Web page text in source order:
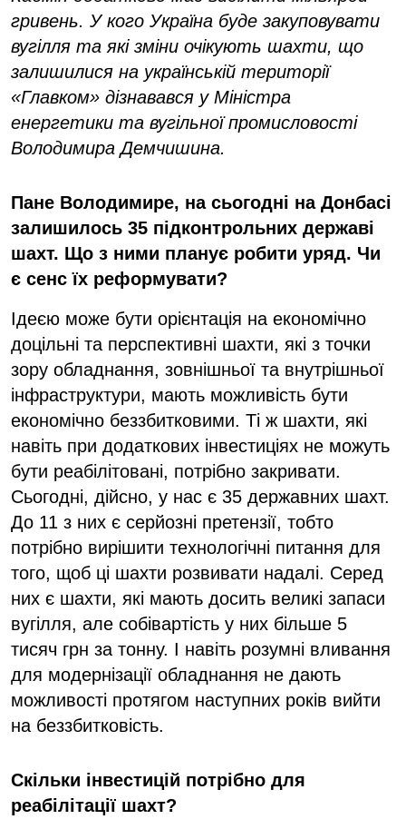
гривень. У кого Україна буде закуповувати
вугілля та які зміни очікують шахти, що
залишилися на українській території
«Главком» дізнавався у Міністра
енергетики та вугільної промисловості
Володимира Демчишина.
Пане Володимире, на сьогодні на Донбасі
залишилось 35 підконтрольних державі
шахт. Що з ними планує робити уряд. Чи
є сенс їх реформувати?
Ідеєю може бути орієнтація на економічно
доцільні та перспективні шахти, які з точки
зору обладнання, зовнішньої та внутрішньої
інфраструктури, мають можливість бути
економічно беззбитковими. Ті ж шахти, які
навіть при додаткових інвестиціях не можуть
бути реабілітовані, потрібно закривати.
Сьогодні, дійсно, у нас є 35 державних шахт.
До 11 з них є серйозні претензії, тобто
потрібно вирішити технологічні питання для
того, щоб ці шахти розвивати надалі. Серед
них є шахти, які мають досить великі запаси
вугілля, але собівартість у них більше 5
тисяч грн за тонну. І навіть розумні вливання
для модернізації обладнання не дають
можливості протягом наступних років вийти
на беззбитковість.
Скільки інвестицій потрібно для
реабілітації шахт?